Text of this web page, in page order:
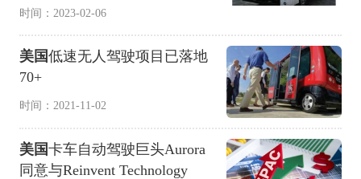
时间：2023-02-06
美国低速无人驾驶项目已落地
70+
时间：2021-11-02
美国卡车自动驾驶巨头Aurora
同意与Reinvent Technology